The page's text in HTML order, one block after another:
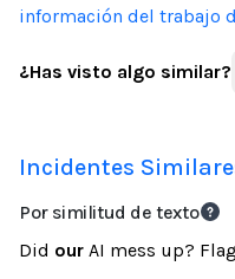
información del trabajo
¿Has visto algo similar?
Incidentes
Por similitud de texto
Did our AI mess up? Flag